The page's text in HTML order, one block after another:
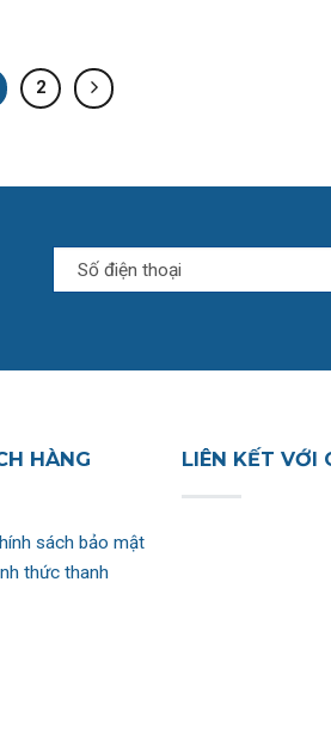
2
HÀNG
sách bảo mật
thức thanh
LIÊN KẾT VỚI